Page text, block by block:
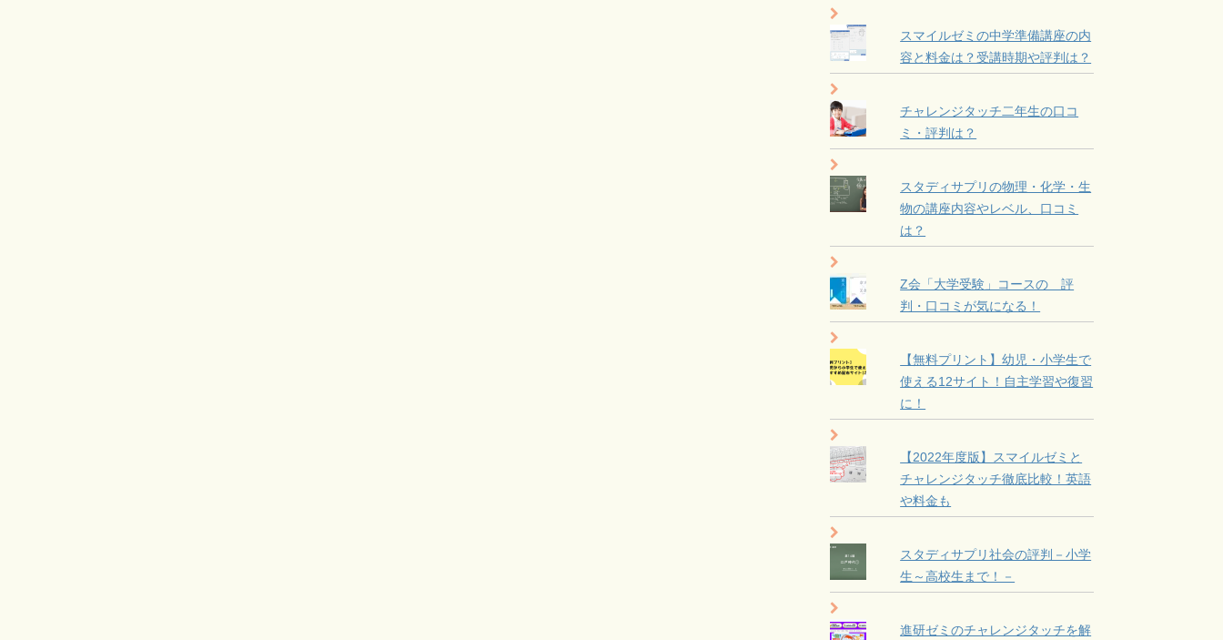
スマイルゼミの中学準備講座の内
容と料金は？受講時期や評判は？
チャレンジタッチ二年生の口コ
ミ・評判は？
スタディサプリの物理・化学・生
物の講座内容やレベル、口コミ
は？
Z会「大学受験」コースの 評
判・口コミが気になる！
【無料プリント】幼児・小学生で
使える12サイト！自主学習や復習
に！
【2022年度版】スマイルゼミと
チャレンジタッチ徹底比較！英語
や料金も
スタディサプリ社会の評判－小学
生～高校生まで！－
進研ゼミのチャレンジタッチを解